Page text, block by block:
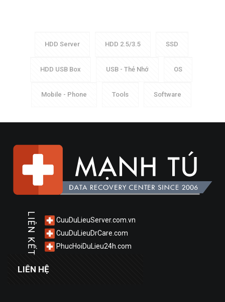
HDD Server HDD 2.5/3.5 SSD
HDD USB Box USB - Thẻ Nhớ OS
Mobile - Phone Tools Software
LIÊN KẾT
CuuDuLieuServer.com.vn
CuuDuLieuDrCare.com
PhucHoiDuLieu24h.com
LIÊN HỆ